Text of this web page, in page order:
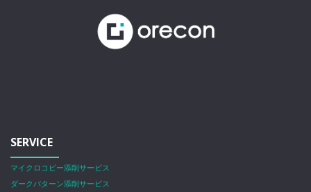
SERVICE
マイクロコピー添削サービス
ダークパターン添削サービス